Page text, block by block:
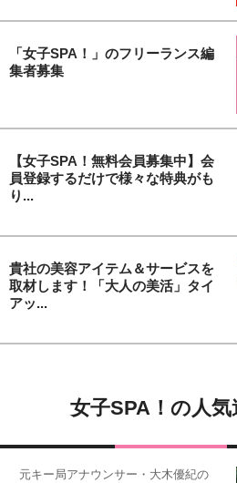
「女子SPA！」のフリーランス編
集者募集
【女子SPA！無料会員募集中】会
員登録するだけで様々な特典がも
り...
貴社の美容アイテム＆サービスを
取材します！「大人の美活」タイ
アッ...
女子SPA！の人気
元キー局アナウンサー・大木優紀の